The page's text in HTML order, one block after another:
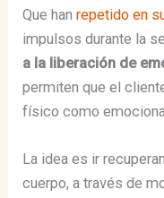
Que hanrepetido en
impulsos durante la
a la liberación de
permiten que el
físico como
La idea es ir
cuerpo, a través de